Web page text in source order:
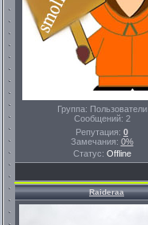
Группа: Пользователи
Сообщений: 2
Репутация: 0
Замечания: 0%
Статус: Offline
Raideraa